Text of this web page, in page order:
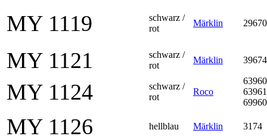
MY 1119
schwarz /
rot
Märklin
MY 1121
schwarz /
rot
Märklin 39674
MY 1124
schwarz /
rot
Roco
63960
63961
69960
MY 1126 hellblau Märklin 3174